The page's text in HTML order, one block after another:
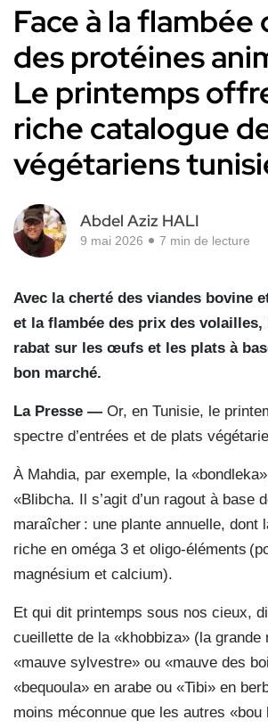
Face à la flambée
des protéines
Le printemps
riche catalogue
végétariens
Abdel Aziz HALI
9 mai 2026 7 min de lecture
Avec la cherté des viandes bovine
et la flambée des prix des volailles,
rabat sur les œufs et les plats à
bon marché.
La Presse — Or, en Tunisie, le
spectre d’entrées et de plats
À Mahdia, par exemple, la
«Blibcha. Il s’agit d’un ragout à base
maraîcher : une plante annuelle, dont
riche en oméga 3 et oligo-éléments
magnésium et calcium).
Et qui dit printemps sous nos cieux,
cueillette de la «khobbiza» (la grande
«mauve sylvestre» ou «mauve des
«bequoula» en arabe ou «Tibi» en
moins méconnue que les autres «bou